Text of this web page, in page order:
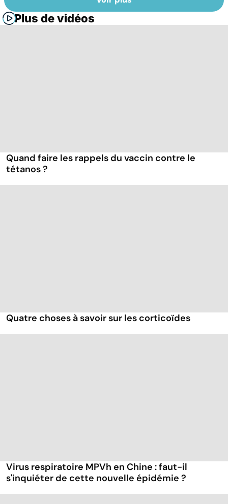
Plus de vidéos
Quand faire les rappels du vaccin contre le
tétanos ?
Quatre choses à savoir sur les corticoïdes
Virus respiratoire MPVh en Chine : faut-il
s'inquiéter de cette nouvelle épidémie ?